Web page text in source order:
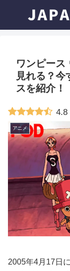
ワンピース
見れる？今
スを紹介！
4.8
アニメ
2005年4月17日